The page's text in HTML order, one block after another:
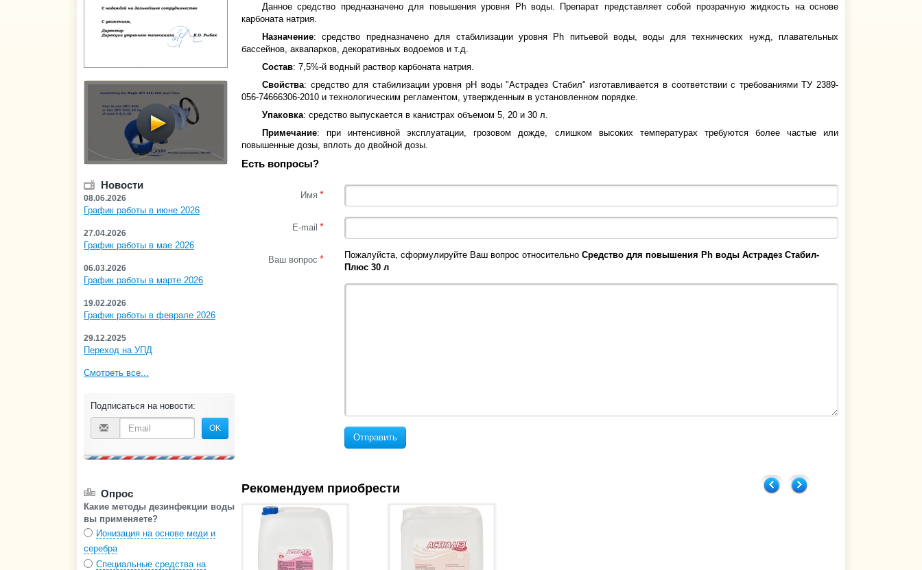
Новости
08.06.2026
График работы в июне 2026
27.04.2026
График работы в мае 2026
06.03.2026
График работы в марте 2026
19.02.2026
График работы в феврале 2026
29.12.2025
Переход на УПД
Смотреть все...
Подписаться на новости:
OK
Опрос
Какие методы дезинфекции воды
вы применяете?
Ионизация на основе меди и
серебра
Специальные средства на
Данное средство предназначено для повышения уровня Ph воды. Препарат представляет собой прозрачную жидкость на основе
карбоната натрия.
Назначение: средство предназначено для стабилизации уровня Ph питьевой воды, воды для технических нужд, плавательных
бассейнов, аквапарков, декоративных водоемов и т.д.
Состав: 7,5%-й водный раствор карбоната натрия.
Свойства: средство для стабилизации уровня pH воды "Астрадез Стабил" изготавливается в соответствии с требованиями ТУ 2389-
056-74666306-2010 и технологическим регламентом, утвержденным в установленном порядке.
Упаковка: средство выпускается в канистрах объемом 5, 20 и 30 л.
Примечание: при интенсивной эксплуатации, грозовом дожде, слишком высоких температурах требуются более частые или
повышенные дозы, вплоть до двойной дозы.
Есть вопросы?
Имя *
E-mail *
Ваш вопрос * Пожалуйста, сформулируйте Ваш вопрос относительно Средство для повышения Ph воды Астрадез Стабил-
Плюс 30 л
Отправить
Рекомендуем приобрести